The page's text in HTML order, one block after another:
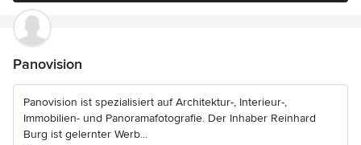
Panovision
Panovision ist spezialisiert auf Architektur-, Interieur-,
Immobilien- und Panoramafotografie. Der Inhaber Reinhard
Burg ist gelernter Werb...